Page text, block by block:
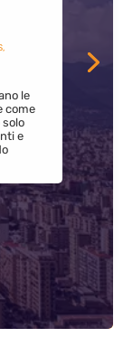
,
le
come
solo
e